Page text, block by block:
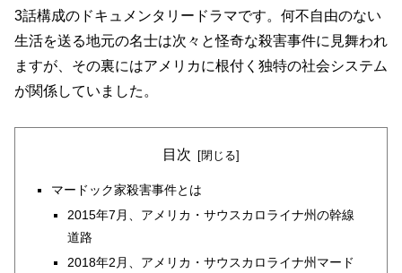
3話構成のドキュメンタリードラマです。何不自由のない
生活を送る地元の名士は次々と怪奇な殺害事件に見舞われ
ますが、その裏にはアメリカに根付く独特の社会システム
が関係していました。
目次
マードック家殺害事件とは
2015年7月、アメリカ・サウスカロライナ州の幹線
道路
2018年2月、アメリカ・サウスカロライナ州マード